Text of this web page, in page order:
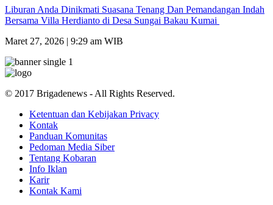
Liburan Anda Dinikmati Suasana Tenang Dan Pemandangan Indah
Bersama Villa Herdianto di Desa Sungai Bakau Kumai
Maret 27, 2026 | 9:29 am WIB
© 2017 Brigadenews - All Rights Reserved.
Ketentuan dan Kebijakan Privacy
Kontak
Panduan Komunitas
Pedoman Media Siber
Tentang Kobaran
Info Iklan
Karir
Kontak Kami